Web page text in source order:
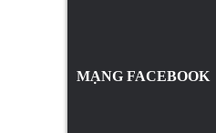
MẠNG FACEBOOK